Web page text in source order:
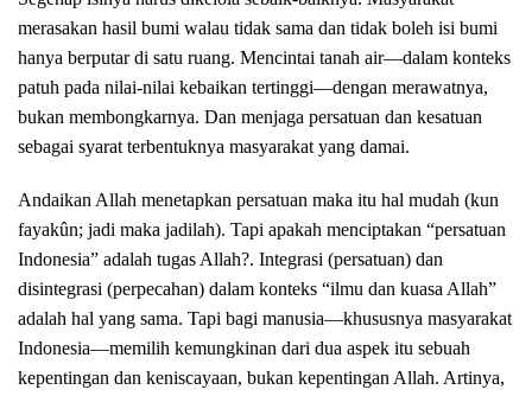
merasakan hasil bumi walau tidak sama dan tidak boleh isi bumi
hanya berputar di satu ruang. Mencintai tanah air—dalam konteks
patuh pada nilai-nilai kebaikan tertinggi—dengan merawatnya,
bukan membongkarnya. Dan menjaga persatuan dan kesatuan
sebagai syarat terbentuknya masyarakat yang damai.
Andaikan Allah menetapkan persatuan maka itu hal mudah (kun
fayakûn; jadi maka jadilah). Tapi apakah menciptakan “persatuan
Indonesia” adalah tugas Allah?. Integrasi (persatuan) dan
disintegrasi (perpecahan) dalam konteks “ilmu dan kuasa Allah”
adalah hal yang sama. Tapi bagi manusia—khususnya masyarakat
Indonesia—memilih kemungkinan dari dua aspek itu sebuah
kepentingan dan keniscayaan, bukan kepentingan Allah. Artinya,